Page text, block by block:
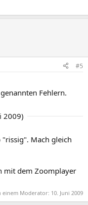
#5
Fehlern.
2009)
"rissig". Mach gleich
mit dem Zoomplayer
einem Moderator: 10. Juni 2009